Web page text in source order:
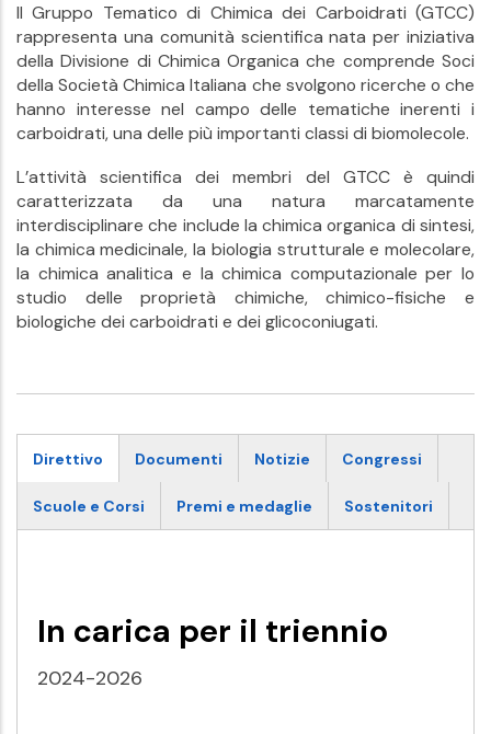
Il Gruppo Tematico di Chimica dei Carboidrati (GTCC)
rappresenta una comunità scientifica nata per iniziativa
della Divisione di Chimica Organica che comprende Soci
della Società Chimica Italiana che svolgono ricerche o che
hanno interesse nel campo delle tematiche inerenti i
carboidrati, una delle più importanti classi di biomolecole.
L’attività scientifica dei membri del GTCC è quindi
caratterizzata da una natura marcatamente
interdisciplinare che include la chimica organica di sintesi,
la chimica medicinale, la biologia strutturale e molecolare,
la chimica analitica e la chimica computazionale per lo
studio delle proprietà chimiche, chimico-fisiche e
biologiche dei carboidrati e dei glicoconiugati.
Direttivo Documenti Notizie Congressi
Scuole e Corsi Premi e medaglie Sostenitori
In carica per il triennio
2024-2026